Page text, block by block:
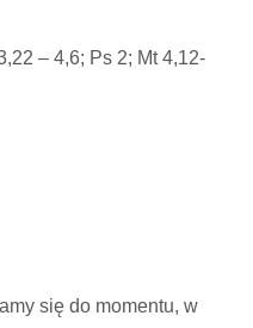
– 4,6; Ps 2; Mt 4,12-
się do momentu, w